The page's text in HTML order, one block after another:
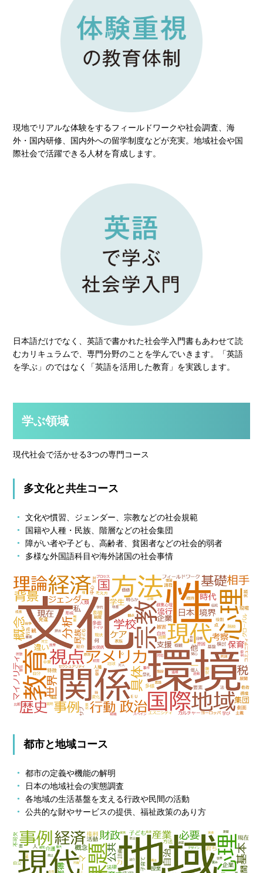
現地でリアルな体験をするフィールドワークや社会調査、海
外・国内研修、国内外への留学制度などが充実。地域社会や国
際社会で活躍できる人材を育成します。
日本語だけでなく、英語で書かれた社会学入門書もあわせて読
むカリキュラムで、専門分野のことを学んでいきます。「英語
を学ぶ」のではなく「英語を活用した教育」を実践します。
学ぶ領域
現代社会で活かせる3つの専門コース
多文化と共生コース
文化や慣習、ジェンダー、宗教などの社会規範
国籍や人種・民族、階層などの社会集団
障がい者や子ども、高齢者、貧困者などの社会的弱者
多様な外国語科目や海外諸国の社会事情
都市と地域コース
都市の定義や機能の解明
日本の地域社会の実態調査
各地域の生活基盤を支える行政や民間の活動
公共的な財やサービスの提供、福祉政策のあり方